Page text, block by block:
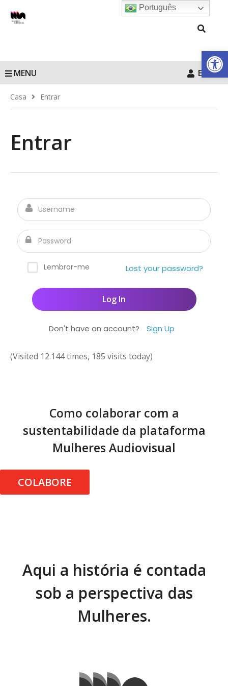
Barra de
MENU Entrar
Casa Entrar
Entrar
Lembrar-me Lost your password?
Don't have an account? Sign Up
(Visited 12.144 times, 185 visits today)
Como colaborar com a
sustentabilidade da plataforma
Mulheres Audiovisual
COLABORE
Aqui a história é contada
sob a perspectiva das
Mulheres.
Português